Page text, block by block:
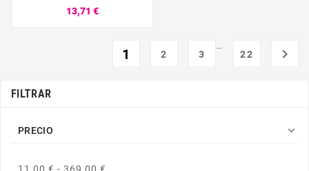
13,71 €
1 2 3
…
22

FILTRAR
PRECIO 
11,00 € - 369,00 €